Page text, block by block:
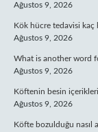
Ağustos 9, 2026
Kök hücre tedavisi kaç
Ağustos 9, 2026
What is another word
Ağustos 9, 2026
Köftenin besin
Ağustos 9, 2026
Köfte bozulduğu nasıl